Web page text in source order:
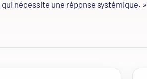
nécessite une réponse systémique. »